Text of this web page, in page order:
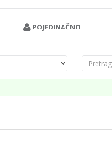
POJEDINAČNO
Pretraga